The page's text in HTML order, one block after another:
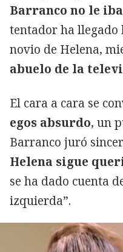
Barranco no le
tentador ha llegado
novio de Helena,
abuelo de la
El cara a cara se
egos absurdo, un
Barranco juró
Helena sigue
se ha dado cuenta
izquierda”.